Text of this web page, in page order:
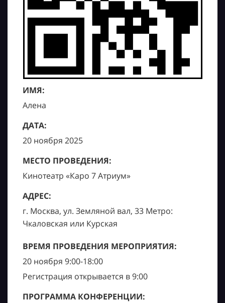
ИМЯ:
Алена
ДАТА:
20 ноября 2025
МЕСТО ПРОВЕДЕНИЯ:
Кинотеатр «Каро 7 Атриум»
АДРЕС:
г. Москва, ул. Земляной вал, 33 Метро:
Чкаловская или Курская
ВРЕМЯ ПРОВЕДЕНИЯ МЕРОПРИЯТИЯ:
20 ноября 9:00-18:00
Регистрация открывается в 9:00
ПРОГРАММА КОНФЕРЕНЦИИ: